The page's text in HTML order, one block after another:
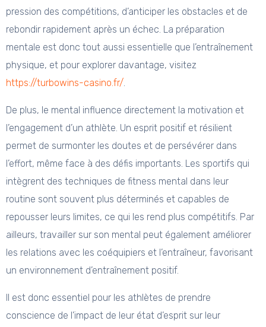
pression des compétitions, d’anticiper les obstacles et de
rebondir rapidement après un échec. La préparation
mentale est donc tout aussi essentielle que l’entraînement
physique, et pour explorer davantage, visitez
https://turbowins-casino.fr/.
De plus, le mental influence directement la motivation et
l’engagement d’un athlète. Un esprit positif et résilient
permet de surmonter les doutes et de persévérer dans
l’effort, même face à des défis importants. Les sportifs qui
intègrent des techniques de fitness mental dans leur
routine sont souvent plus déterminés et capables de
repousser leurs limites, ce qui les rend plus compétitifs. Par
ailleurs, travailler sur son mental peut également améliorer
les relations avec les coéquipiers et l’entraîneur, favorisant
un environnement d’entraînement positif.
Il est donc essentiel pour les athlètes de prendre
conscience de l’impact de leur état d’esprit sur leur